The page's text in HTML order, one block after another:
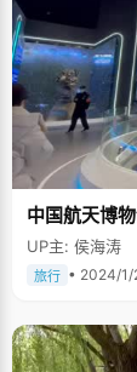
中国航天博
UP主: 侯海涛
旅行 • 2024/1/